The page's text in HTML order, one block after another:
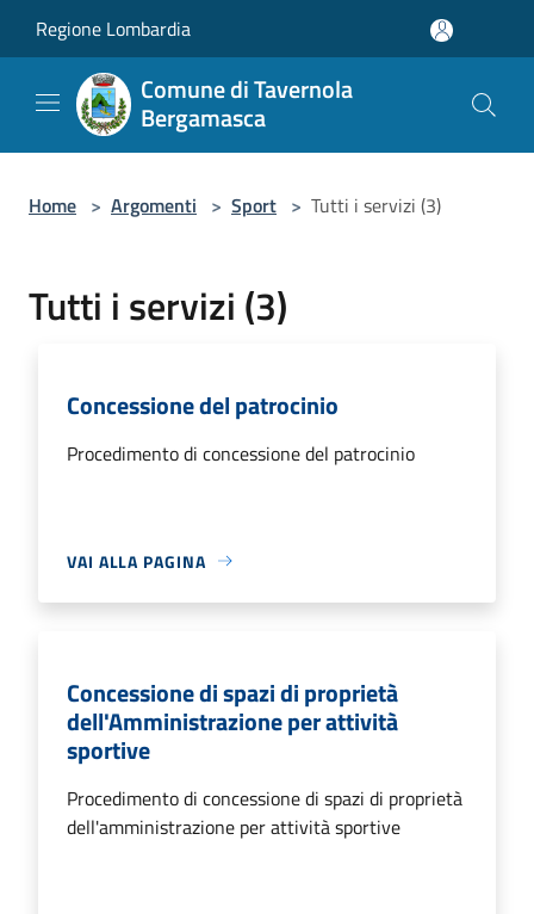
Regione Lombardia
Comune di Tavernola
Bergamasca
Home > Argomenti > Sport > Tutti i servizi (3)
Tutti i servizi (3)
Concessione del patrocinio
Procedimento di concessione del patrocinio
VAI ALLA PAGINA
Concessione di spazi di proprietà
dell'Amministrazione per attività
sportive
Procedimento di concessione di spazi di proprietà
dell'amministrazione per attività sportive